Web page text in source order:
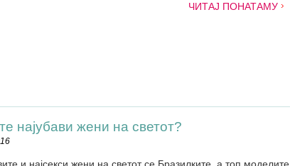
ЧИТАЈ ПОНАТАМУ
најубави жени на светот?